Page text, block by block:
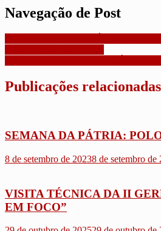
Navegação de Post
Publicações relacionadas
SEMANA DA PÁTRIA:
8 de setembro de 20238 de setembro de
VISITA TÉCNICA DA II
EM FOCO”